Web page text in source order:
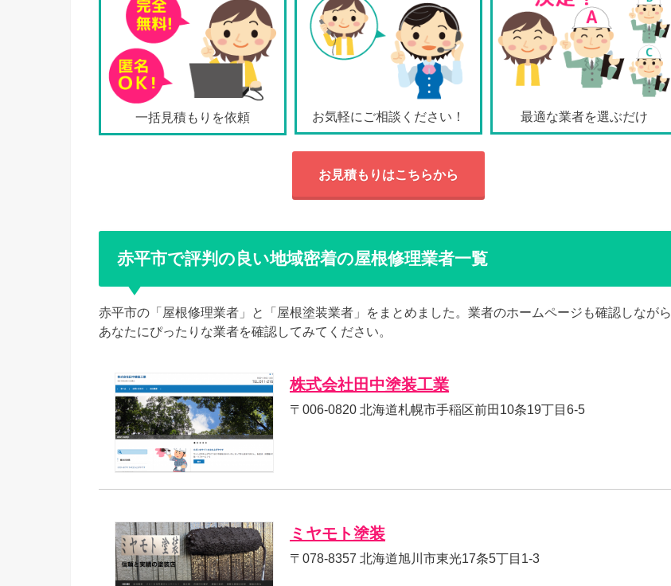
一括見積もりを依頼 お気軽にご相談ください！ 最適な業者を選ぶだけ
お見積もりはこちらから
赤平市で評判の良い地域密着の屋根修理業者一覧
赤平市の「屋根修理業者」と「屋根塗装業者」をまとめました。業者のホームページも確認しながら
あなたにぴったりな業者を確認してみてください。
株式会社田中塗装工業
〒006-0820 北海道札幌市手稲区前田10条19丁目6-5
ミヤモト塗装
〒078-8357 北海道旭川市東光17条5丁目1-3